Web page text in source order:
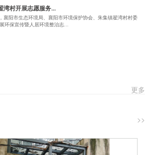
湾村开展志愿服务...
襄阳市生态环境局、襄阳市环境保护协会、朱集镇翟湾村村委
环保宣传暨人居环境整治志...
更多
>>